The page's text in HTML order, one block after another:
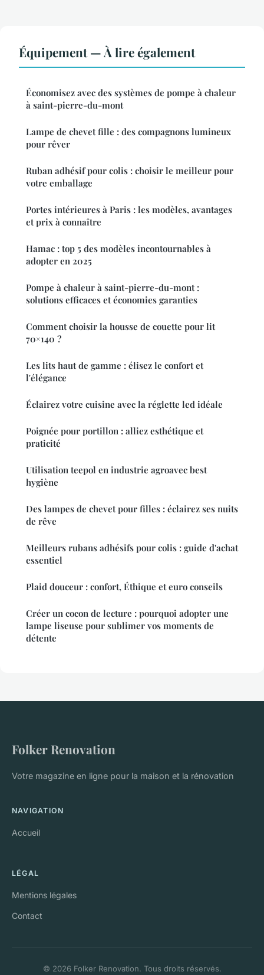
Équipement — À lire également
Économisez avec des systèmes de pompe à chaleur
à saint-pierre-du-mont
Lampe de chevet fille : des compagnons lumineux
pour rêver
Ruban adhésif pour colis : choisir le meilleur pour
votre emballage
Portes intérieures à Paris : les modèles, avantages
et prix à connaître
Hamac : top 5 des modèles incontournables à
adopter en 2025
Pompe à chaleur à saint-pierre-du-mont :
solutions efficaces et économies garanties
Comment choisir la housse de couette pour lit
70×140 ?
Les lits haut de gamme : élisez le confort et
l'élégance
Éclairez votre cuisine avec la réglette led idéale
Poignée pour portillon : alliez esthétique et
praticité
Utilisation teepol en industrie agroavec best
hygiène
Des lampes de chevet pour filles : éclairez ses nuits
de rêve
Meilleurs rubans adhésifs pour colis : guide d'achat
essentiel
Plaid douceur : confort, Éthique et euro conseils
Créer un cocon de lecture : pourquoi adopter une
lampe liseuse pour sublimer vos moments de
détente
Folker Renovation
Votre magazine en ligne pour la maison et la rénovation
NAVIGATION
Accueil
LÉGAL
Mentions légales
Contact
© 2026 Folker Renovation. Tous droits réservés.